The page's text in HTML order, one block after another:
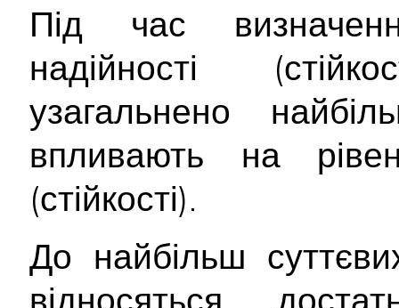
Під час
надійності
узагальнено
впливають на
(стійкості).
До найбільш